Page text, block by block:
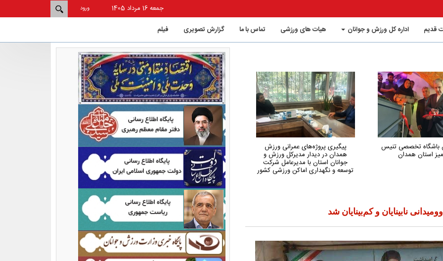
ورود
جمعه 16 مرداد 1405
قدیم
اداره کل ورزش و جوانان هیات های ورزشی تماس با ما گزارش تصویری فيلم
باشگاه تخصصی تنیس
استان همدان
پیگیری پروژه‌های عمرانی ورزش
همدان در دیدار مدیرکل ورزش و
جوانان استان با مدیرعامل شرکت
توسعه و نگهداری اماکن ورزشی کشور
همدان از استان‌های کم‌شکایت و
کم‌حاشیه کشور در حوزه ورزش است
نابینایان و کم‌بینایان شد